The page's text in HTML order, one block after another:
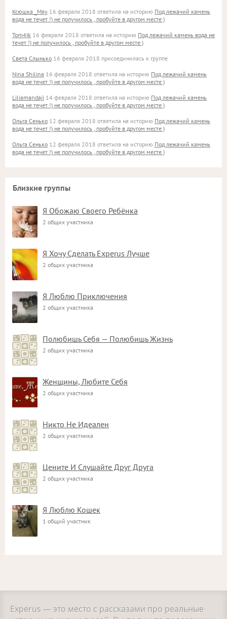
Ксюшка _Мяу 16 февраля 2018 ответила на историю Под лежачий камень
вода не течет !) не получилось , пробуйте в другом месте )
Tom4Ik 16 февраля 2018 ответила на историю Под лежачий камень вода не
течет !) не получилось , пробуйте в другом месте )
Света Слынько 16 февраля 2018 присоединилась к группе
Nina Shilina 16 февраля 2018 ответила на историю Под лежачий камень
вода не течет !) не получилось , пробуйте в другом месте )
Liliamandaji 14 февраля 2018 ответила на историю Под лежачий камень
вода не течет !) не получилось , пробуйте в другом месте )
Ольга Сенько 12 февраля 2018 ответила на историю Под лежачий камень
вода не течет !) не получилось , пробуйте в другом месте )
Ольга Сенько 12 февраля 2018 ответила на историю Под лежачий камень
вода не течет !) не получилось , пробуйте в другом месте )
Близкие группы
Я Обожаю Своего Ребёнка
2 общих участника
Я Хочу Сделать Experus Лучше
2 общих участника
Я Люблю Приключения
2 общих участника
Полюбишь Себя — Полюбишь Жизнь
2 общих участника
Женщины, Любите Себя
2 общих участника
Никто Не Идеален
2 общих участника
Цените И Слушайте Друг Друга
2 общих участника
Я Люблю Кошек
1 общий участник
Experus — это место с рассказами про реальные